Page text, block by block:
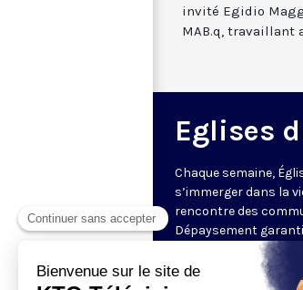
invité Egidio
MAB.q, travaillant
Eglises
Chaque semaine,
s’immerger dans la
rencontre des
Dépaysement
des spécificités et du
l’Église catholique